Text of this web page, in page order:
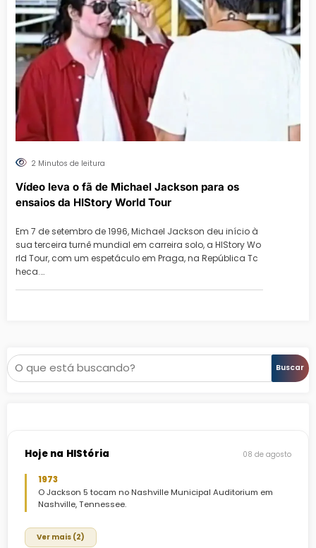
2 Minutos de leitura
Vídeo leva o fã de Michael Jackson para os
ensaios da HIStory World Tour
Em 7 de setembro de 1996, Michael Jackson deu início à
sua terceira turnê mundial em carreira solo, a HIStory Wo
rld Tour, com um espetáculo em Praga, na República Tc
heca.…
Pesquisar Buscar
Hoje na HIStória 08 de agosto
1973
O Jackson 5 tocam no Nashville Municipal Auditorium em
Nashville, Tennessee.
Ver mais (2)